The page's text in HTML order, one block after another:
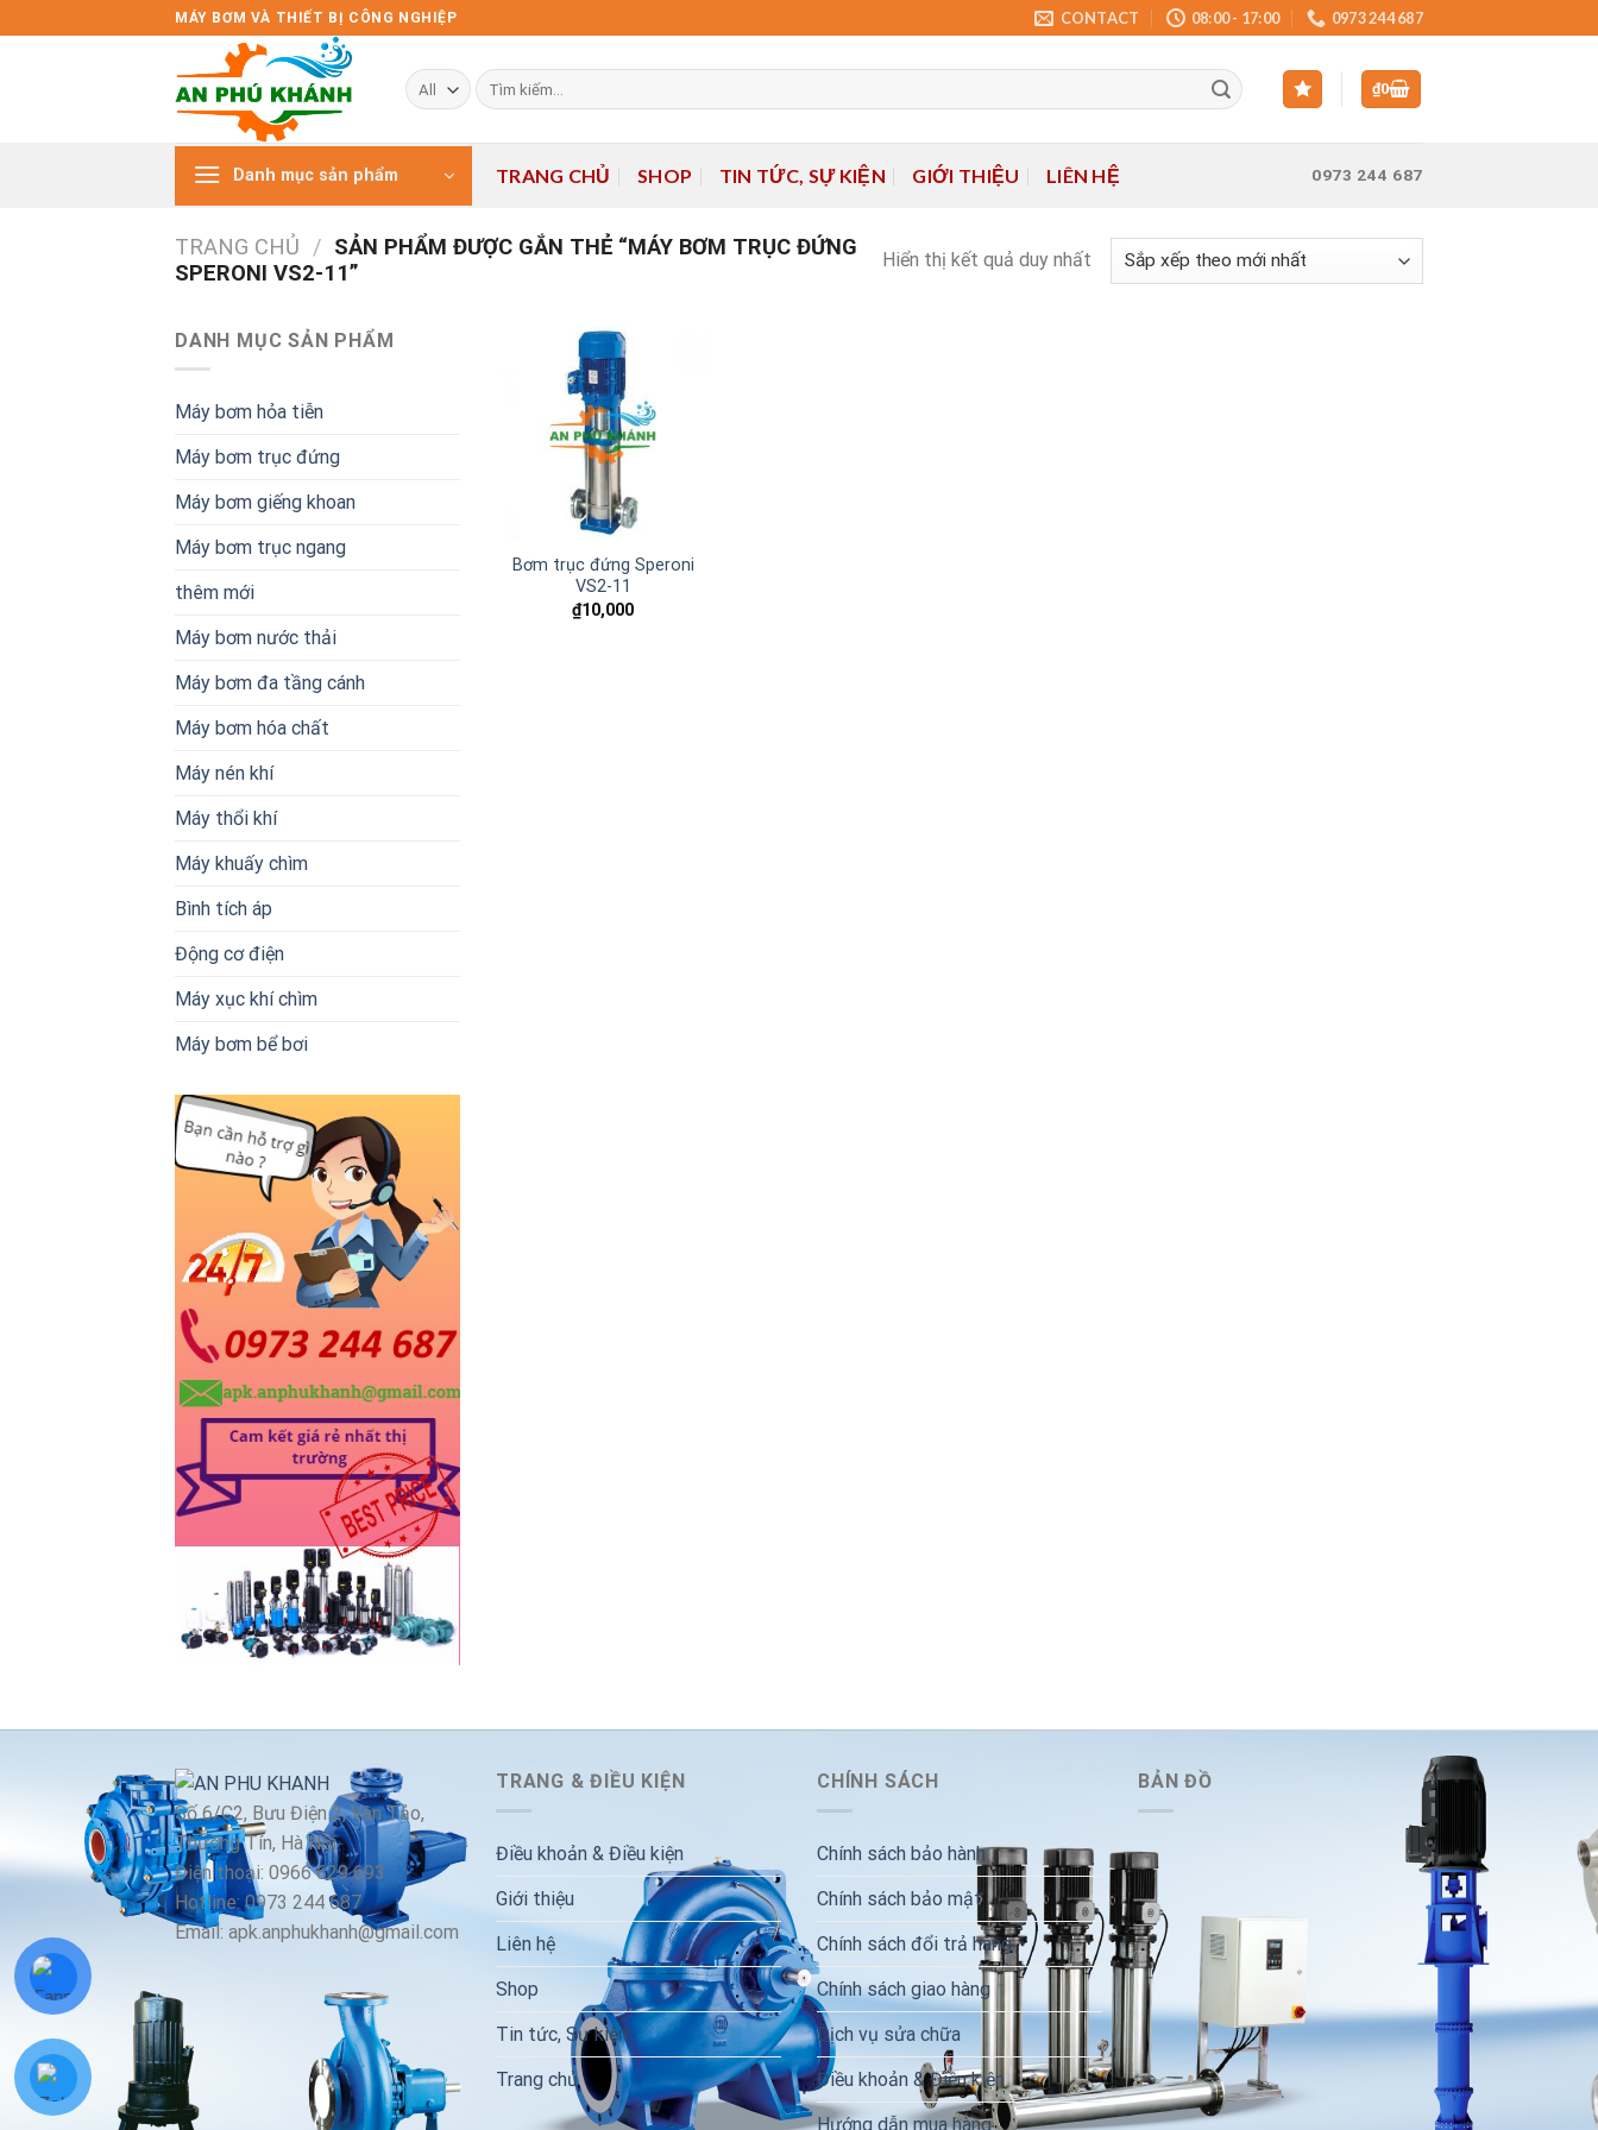
to
MÁY BƠM VÀ THIẾT BỊ CÔNG NGHIỆP CONTACT 08:00 - 17:00 0973 244 687
Tìm
kiếm:
₫0
Danh mục sản phẩm TRANG CHỦ SHOP TIN TỨC, SỰ KIỆN GIỚI THIỆU LIÊN HỆ 0973 244 687
TRANG CHỦ / SẢN PHẨM ĐƯỢC GẮN THẺ “MÁY BƠM TRỤC ĐỨNG
SPERONI VS2-11”
Hiển thị kết quả duy nhất
DANH MỤC SẢN PHẨM
Máy bơm hỏa tiễn
Máy bơm trục đứng
Máy bơm giếng khoan
Máy bơm trục ngang
thêm mới
Máy bơm nước thải
Máy bơm đa tầng cánh
Máy bơm hóa chất
Máy nén khí
Máy thổi khí
Máy khuấy chìm
Bình tích áp
Động cơ điện
Máy xục khí chìm
Máy bơm bể bơi
Add to
wishlist
Bơm trục đứng Speroni
VS2-11
₫10,000
Số 6/C2, Bưu Điện 2, Vân Tảo,
Thường Tín, Hà Nội
Điện thoại: 0966 629 693
Hotline: 0973 244 687
Email: apk.anphukhanh@gmail.com
TRANG & ĐIỀU KIỆN
Điều khoản & Điều kiện
Giới thiệu
Liên hệ
Shop
Tin tức, Sự kiện
Trang chủ
CHÍNH SÁCH
Chính sách bảo hành
Chính sách bảo mật
Chính sách đổi trả hàng
Chính sách giao hàng
Dịch vụ sửa chữa
Điều khoản & Điều kiện
Hướng dẫn mua hàng
BẢN ĐỒ